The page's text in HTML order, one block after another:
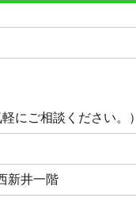
にご相談ください。）
新井一階